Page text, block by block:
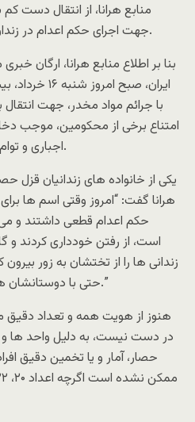
منابع هرانا، از انتقال دست
جهت اجرای حکم اعدام در زندان قزل حصار کرج خبر داده اند.
بنا بر اطلاع منابع هرانا، ارگان
ایران، صبح
با جرائم مواد مخدر، جهت انتقال
امتناع برخی از محکومین، موجب
اجباری و توام با خشونت این زندانی ها شد.
یکی از خانواده های زندانیان قزل
هرانا گفت: “امروز وقتی اسم ها
حکم اعدام قطعی داشتند و می
است، از رفتن خودداری کردند و
زندانی ها را از تختشان به زور
حتی با دوستانشان هم نتوانستند خداحافظی کنند.”
هنوز از هویت همه و تعداد
در دست نیست، به دلیل واحد ها و
حصار، آمار و یا تخمین دقیق